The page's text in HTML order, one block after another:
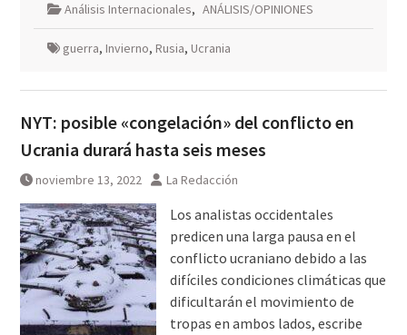
Análisis Internacionales, ANÁLISIS/OPINIONES
guerra, Invierno, Rusia, Ucrania
NYT: posible «congelación» del conflicto en
Ucrania durará hasta seis meses
noviembre 13, 2022 La Redacción
Los analistas occidentales
predicen una larga pausa en el
conflicto ucraniano debido a las
difíciles condiciones climáticas que
dificultarán el movimiento de
tropas en ambos lados, escribe